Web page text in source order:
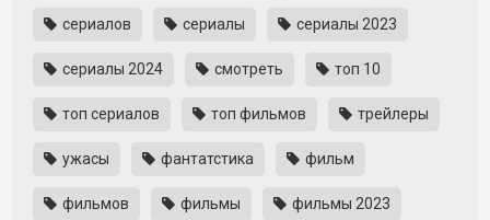
сериалов сериалы сериалы 2023
сериалы 2024 смотреть топ 10
топ сериалов топ фильмов трейлеры
ужасы фантатстика фильм
фильмов фильмы фильмы 2023